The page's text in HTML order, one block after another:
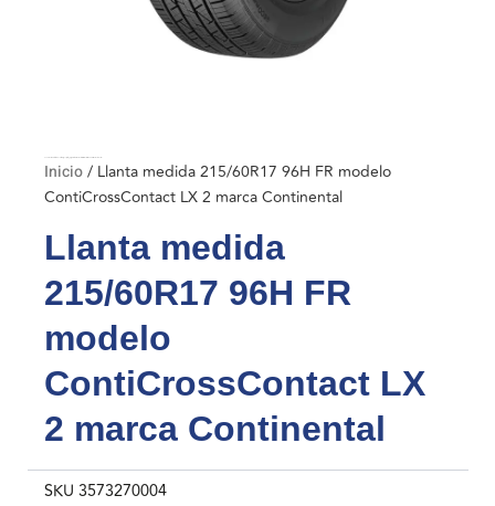
Inicio/ Llanta medida 215/60R17 96H FR modelo
ContiCrossContact LX 2 marca Continental
Llanta medida
215/60R17 96H FR
modelo
ContiCrossContact LX
2 marca Continental
SKU 3573270004